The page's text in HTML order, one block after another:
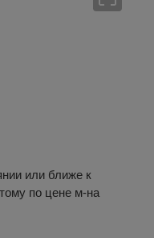
или ближе к
по цене м-на